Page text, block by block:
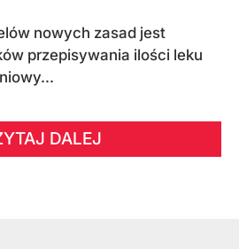
nowych zasad jest
przepisywania ilości leku
DALEJ